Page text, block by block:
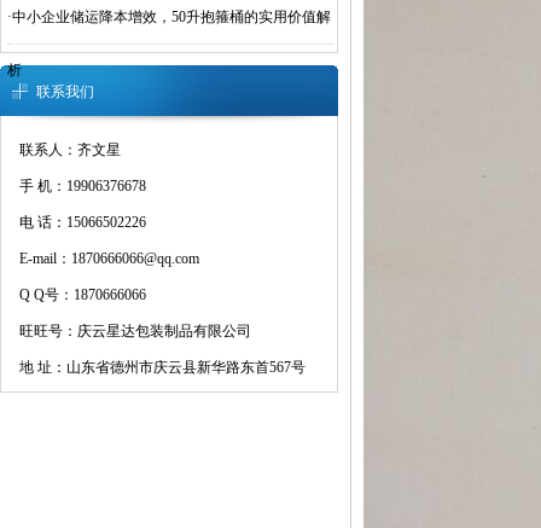
·中小企业储运降本增效，50升抱箍桶的实用价值解
析
联系我们
联系人：齐文星
手 机：19906376678
电 话：15066502226
E-mail：1870666066@qq.com
Q Q号：1870666066
旺旺号：庆云星达包装制品有限公司
地 址：山东省德州市庆云县新华路东首567号